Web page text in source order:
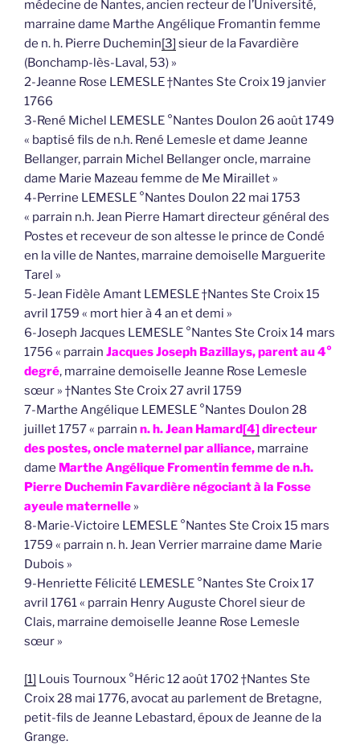
médecine de Nantes, ancien recteur de l’Université,
marraine dame Marthe Angélique Fromantin femme
de n. h. Pierre Duchemin[3] sieur de la Favardière
(Bonchamp-lès-Laval, 53) »
2-Jeanne Rose LEMESLE †Nantes Ste Croix 19 janvier
1766
3-René Michel LEMESLE °Nantes Doulon 26 août 1749
« baptisé fils de n.h. René Lemesle et dame Jeanne
Bellanger, parrain Michel Bellanger oncle, marraine
dame Marie Mazeau femme de Me Miraillet »
4-Perrine LEMESLE °Nantes Doulon 22 mai 1753
« parrain n.h. Jean Pierre Hamart directeur général des
Postes et receveur de son altesse le prince de Condé
en la ville de Nantes, marraine demoiselle Marguerite
Tarel »
5-Jean Fidèle Amant LEMESLE †Nantes Ste Croix 15
avril 1759 « mort hier à 4 an et demi »
6-Joseph Jacques LEMESLE °Nantes Ste Croix 14 mars
1756 « parrain Jacques Joseph Bazillays, parent au 4°
degré, marraine demoiselle Jeanne Rose Lemesle
sœur » †Nantes Ste Croix 27 avril 1759
7-Marthe Angélique LEMESLE °Nantes Doulon 28
juillet 1757 « parrain n. h. Jean Hamard[4] directeur
des postes, oncle maternel par alliance, marraine
dame Marthe Angélique Fromentin femme de n.h.
Pierre Duchemin Favardière négociant à la Fosse
ayeule maternelle »
8-Marie-Victoire LEMESLE °Nantes Ste Croix 15 mars
1759 « parrain n. h. Jean Verrier marraine dame Marie
Dubois »
9-Henriette Félicité LEMESLE °Nantes Ste Croix 17
avril 1761 « parrain Henry Auguste Chorel sieur de
Clais, marraine demoiselle Jeanne Rose Lemesle
sœur »
[1] Louis Tournoux °Héric 12 août 1702 †Nantes Ste
Croix 28 mai 1776, avocat au parlement de Bretagne,
petit-fils de Jeanne Lebastard, époux de Jeanne de la
Grange.